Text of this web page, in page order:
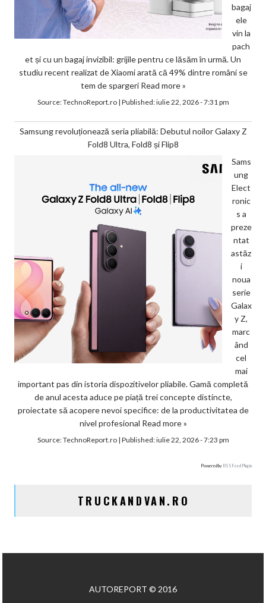
bagaj
ele
vin la
pach
et și cu un bagaj invizibil: grijile pentru ce lăsăm în urmă. Un
studiu recent realizat de Xiaomi arată că 49% dintre români se
tem de spargeri Read more »
Source:TechnoReport.ro| Published:iulie 22, 2026 - 7:31 pm
Samsung revoluționează seria pliabilă: Debutul noilor Galaxy Z
Fold8 Ultra, Fold8 și Flip8
Sams
ung
Elect
ronic
s a
preze
ntat
astăz
i
noua
serie
Galax
y Z,
marc
ând
cel
mai
important pas din istoria dispozitivelor pliabile. Gamă completă
de anul acesta aduce pe piață trei concepte distincte,
proiectate să acopere nevoi specifice: de la productivitatea de
nivel profesional Read more »
Source:TechnoReport.ro| Published:iulie 22, 2026 - 7:23 pm
Powered by RSS Feed Plugin
TRUCKANDVAN.RO
AUTOREPORT © 2016